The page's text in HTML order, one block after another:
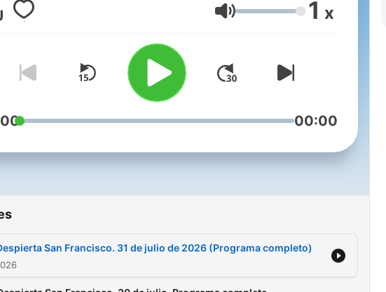
con La Libreta, Santi
Látigo Serrano como
colaboradores.
Volume 1 x
00:00
San Francisco. 31 de julio de 2026 (Programa completo)